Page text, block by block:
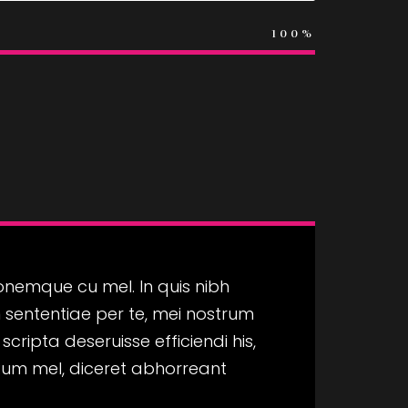
100%
cu mel. In quis nibh
per te, mei nostrum
deseruisse efficiendi his,
mel, diceret abhorreant